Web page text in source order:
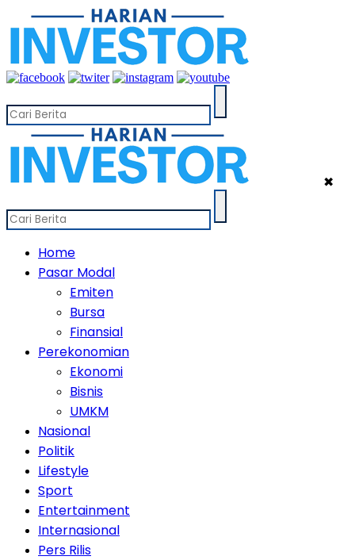
✖
Home
Pasar Modal
Emiten
Bursa
Finansial
Perekonomian
Ekonomi
Bisnis
UMKM
Nasional
Politik
Lifestyle
Sport
Entertainment
Internasional
Pers Rilis